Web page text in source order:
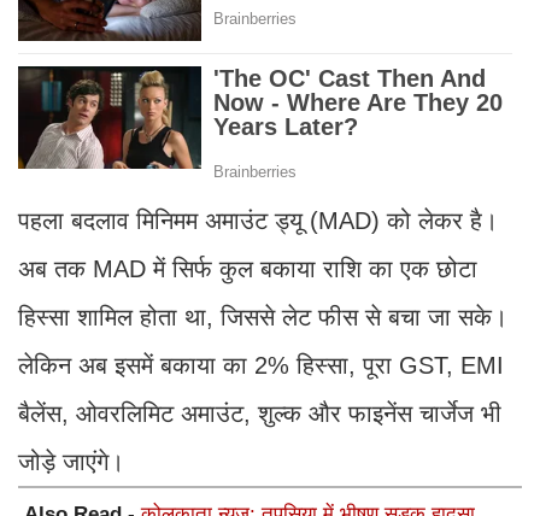
पहला बदलाव मिनिमम अमाउंट ड्यू (MAD) को लेकर है।
अब तक MAD में सिर्फ कुल बकाया राशि का एक छोटा
हिस्सा शामिल होता था, जिससे लेट फीस से बचा जा सके।
लेकिन अब इसमें बकाया का 2% हिस्सा, पूरा GST, EMI
बैलेंस, ओवरलिमिट अमाउंट, शुल्क और फाइनेंस चार्जेज भी
जोड़े जाएंगे।